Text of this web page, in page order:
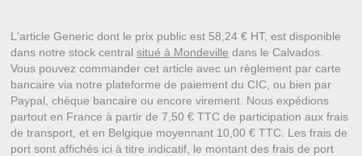
L'article Generic dont le prix public est 58,24 € HT, est disponible
dans notre stock centralsitué à Mondeville dans le Calvados.
Vous pouvez commander cet article avec un règlement par carte
bancaire via notre plateforme de paiement du CIC, ou bien par
Paypal, chèque bancaire ou encore virement. Nous expédions
partout en France à partir de 7,50 € TTC de participation aux frais
de transport, et en Belgique moyennant 10,00 € TTC. Les frais de
port sont affichés ici à titre indicatif, le montant des frais de port